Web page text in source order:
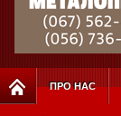
ПРО НАС